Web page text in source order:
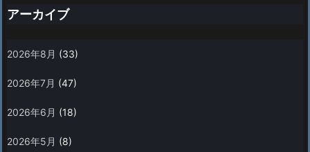
アーカイブ
2026年8月 (33)
2026年7月 (47)
2026年6月 (18)
2026年5月 (8)